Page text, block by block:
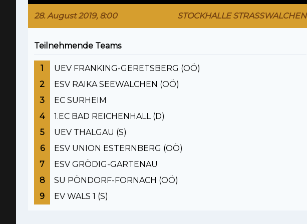
28. August 2019, 8:00 STOCKHALLE STRASSWALCHEN
Teilnehmende Teams
1
UEV FRANKING-GERETSBERG (OÖ)
2
ESV RAIKA SEEWALCHEN (OÖ)
3
EC SURHEIM
4
1.EC BAD REICHENHALL (D)
5
UEV THALGAU (S)
6
ESV UNION ESTERNBERG (OÖ)
7
ESV GRÖDIG-GARTENAU
8
SU PÖNDORF-FORNACH (OÖ)
9
EV WALS 1 (S)